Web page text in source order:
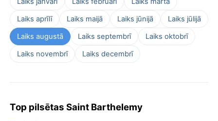
Laiks aprīlī
Laiks maijā Laiks jūnijā
Laiks jūlijā
Laiks augustā
Laiks septembrī
Laiks oktobrī
Laiks novembrī
Laiks decembrī
Top pilsētas Saint Barthelemy